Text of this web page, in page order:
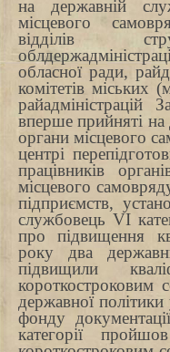
на державній
місцевого
відділів
обласної ради,
комітетів міських
райадміністрацій
вперше прийняті
органи місцевого
центрі
працівників
місцевого
підприємств,
службовець VI
про підвищення
року два
підвищили
короткостроковим
державної
фонду
категорії